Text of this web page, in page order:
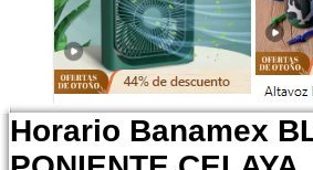
Horario Banamex